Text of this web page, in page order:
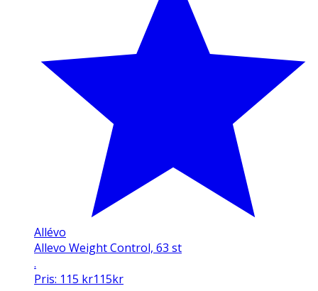
Allévo
Allevo Weight Control, 63 st
.
Pris: 115 kr115kr